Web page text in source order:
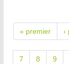
« premier ‹
7 8 9